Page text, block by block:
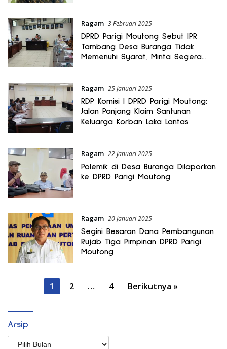
Ragam 3 Februari 2025
DPRD Parigi Moutong Sebut IPR
Tambang Desa Buranga Tidak
Memenuhi Syarat, Minta Segera
Ragam 25 Januari 2025
RDP Komisi I DPRD Parigi Moutong:
Jalan Panjang Klaim Santunan
Keluarga Korban Laka Lantas
Ragam 22 Januari 2025
Polemik di Desa Buranga Dilaporkan
ke DPRD Parigi Moutong
Ragam 20 Januari 2025
Segini Besaran Dana Pembangunan
Rujab Tiga Pimpinan DPRD Parigi
Moutong
1 2 … 4 Berikutnya »
Arsip
Arsip